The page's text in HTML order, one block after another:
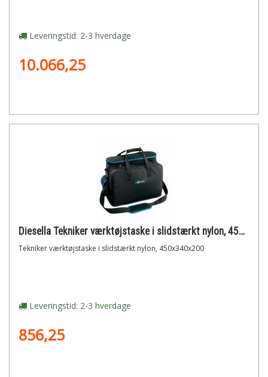
Leveringstid: 2-3 hverdage
10.066,25
Diesella Tekniker værktøjstaske i slidstærkt nylon, 450x340x200
Tekniker værktøjstaske i slidstærkt nylon, 450x340x200
Leveringstid: 2-3 hverdage
856,25